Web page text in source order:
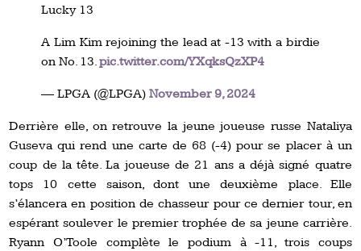
Lucky 13
A Lim Kim rejoining the lead at -13 with a birdie
on No. 13.pic.twitter.com/YXqksQzXP4
— LPGA (@LPGA)November 9, 2024
Derrière elle, on retrouve la jeune joueuse russe Nataliya
Guseva qui rend une carte de 68 (-4) pour se placer à un
coup de la tête. La joueuse de 21 ans a déjà signé quatre
tops 10 cette saison, dont une deuxième place. Elle
s’élancera en position de chasseur pour ce dernier tour, en
espérant soulever le premier trophée de sa jeune carrière.
Ryann O’Toole complète le podium à -11, trois coups